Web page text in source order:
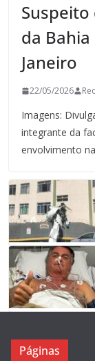
da
Janeiro
22/05/2026
Imagens:
integrante da
envolvimento
Páginas